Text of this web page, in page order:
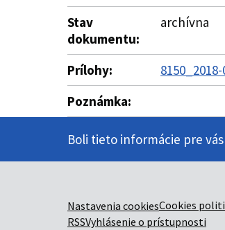
Stav
dokumentu:
archívna
Prílohy:
Poznámka:
Boli tieto informácie pre
Nastavenia cookiesCookies
RSSVyhlásenie o prístupnosti